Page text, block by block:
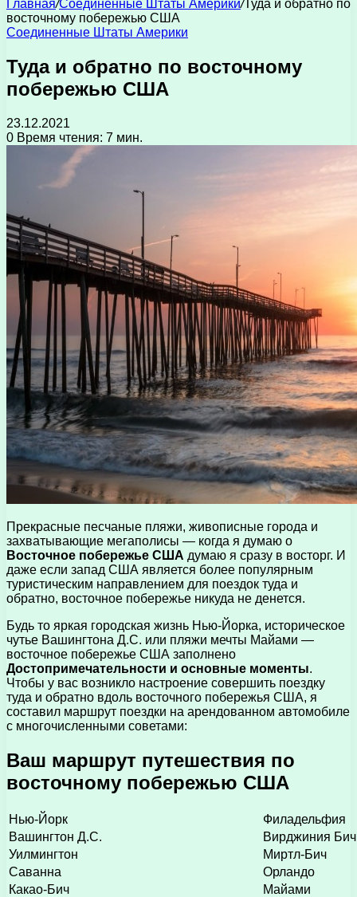
Главная/Соединенные Штаты Америки/Туда и обратно по
восточному побережью США
Соединенные Штаты Америки
Туда и обратно по восточному
побережью США
23.12.2021
0 Время чтения: 7 мин.
Прекрасные песчаные пляжи, живописные города и
захватывающие мегаполисы — когда я думаю о
Восточное побережье США думаю я сразу в восторг. И
даже если запад США является более популярным
туристическим направлением для поездок туда и
обратно, восточное побережье никуда не денется.
Будь то яркая городская жизнь Нью-Йорка, историческое
чутье Вашингтона Д.С. или пляжи мечты Майами —
восточное побережье США заполнено
Достопримечательности и основные моменты.
Чтобы у вас возникло настроение совершить поездку
туда и обратно вдоль восточного побережья США, я
составил маршрут поездки на арендованном автомобиле
с многочисленными советами:
Ваш маршрут путешествия по
восточному побережью США
Нью-Йорк
Филадельфия
Вашингтон Д.С.
Вирджиния Бич
Уилмингтон
Миртл-Бич
Саванна
Орландо
Какао-Бич
Майами